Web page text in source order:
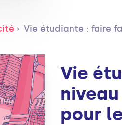
Vie étudiante : faire
Vie
pour